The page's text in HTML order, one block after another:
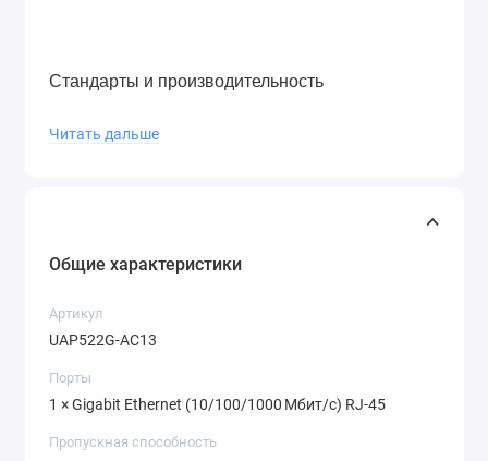
Стандарты и производительность
• Поддержка IEEE 802.11a/b/g/n/ac —
• Технология MU-MIMO обеспечивает
эффективную работу с несколькими
устройствами одновременно.
Читать дальше
Общие характеристики
Артикул
UAP522G-AC13
Порты
1 × Gigabit Ethernet (10/100/1000 Мбит/с) RJ‑45
Пропускная способность